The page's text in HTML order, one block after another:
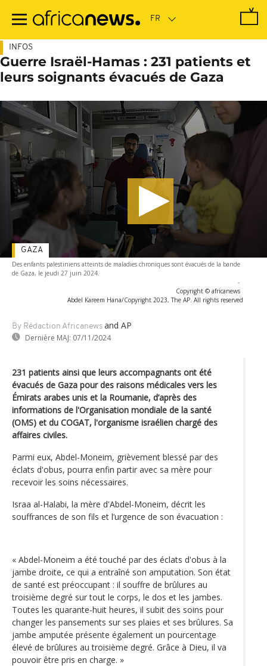
contenu
INFOS
Guerre Israël-Hamas : 231 patients et
leurs soignants évacués de Gaza
Des enfants palestiniens atteints de maladies chroniques sont évacués de la bande
de Gaza, le jeudi 27 juin 2024.
-
Copyright © africanews
Abdel Kareem Hana/Copyright 2023, The AP. All rights reserved
By Rédaction Africanews and AP
Dernière MAJ: 07/11/2024
GAZA
231 patients ainsi que leurs accompagnants ont été
évacués de Gaza pour des raisons médicales vers les
Émirats arabes unis et la Roumanie, d’après des
informations de l'Organisation mondiale de la santé
(OMS) et du COGAT, l'organisme israélien chargé des
affaires civiles.
Parmi eux, Abdel-Moneim, grièvement blessé par des
éclats d'obus, pourra enfin partir avec sa mère pour
recevoir les soins nécessaires.
Israa al-Halabi, la mère d'Abdel-Moneim, décrit les
souffrances de son fils et l’urgence de son évacuation :
« Abdel-Moneim a été touché par des éclats d'obus à la
jambe droite, ce qui a entraîné son amputation. Son état
de santé est préoccupant : il souffre de brûlures au
troisième degré sur tout le corps, le dos et les jambes.
Toutes les quarante-huit heures, il subit des soins pour
changer les pansements sur ses plaies et ses brûlures. Sa
jambe amputée présente également un pourcentage
élevé de brûlures au troisième degré. Grâce à Dieu, il va
pouvoir être pris en charge. »